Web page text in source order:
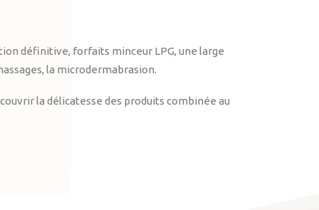
définitive, forfaits minceur LPG, une large
la microdermabrasion.
la délicatesse des produits combinée au